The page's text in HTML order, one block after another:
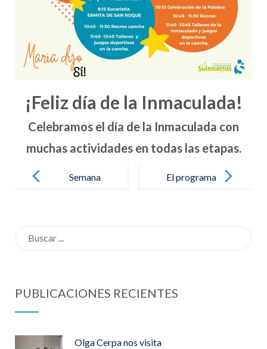
¡Feliz día de la Inmaculada!
Celebramos el día de la Inmaculada con
muchas actividades en todas las etapas.
navegación
Semana
El programa
PUBLICACIONES RECIENTES
Olga Cerpa nos visita